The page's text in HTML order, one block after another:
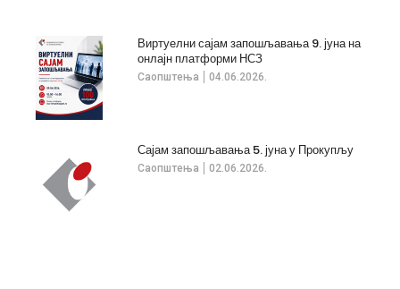
Саопштења 04.06.2026.
Виртуелни сајам запошљавања 9. јуна на
онлајн платформи НСЗ
Саопштења 02.06.2026.
Сајам запошљавања 5. јуна у Прокупљу